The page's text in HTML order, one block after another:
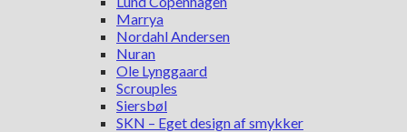
Marrya
Nordahl Andersen
Nuran
Ole Lynggaard
Scrouples
Siersbøl
SKN – Eget design af smykker